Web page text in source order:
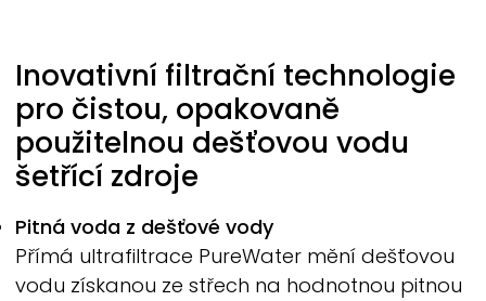
Inovativní filtrační technologie
pro čistou, opakovaně
použitelnou dešťovou vodu
šetřící zdroje
Pitná voda z dešťové vody
Přímá ultrafiltrace PureWater mění dešťovou
vodu získanou ze střech na hodnotnou pitnou